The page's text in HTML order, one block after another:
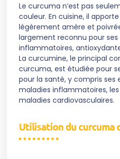
Le curcuma n’est pas
couleur. En cuisine, il
légèrement amère et
largement reconnu pour
inflammatoires,
La curcumine, le principal
curcuma, est étudiée pour
pour la santé, y compris
maladies inflammatoires,
maladies cardiovasculaires.
Utilisation du curcuma